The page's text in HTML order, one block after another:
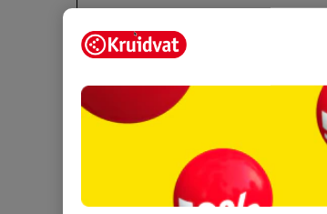
Vaste voeding volgens de Rapley-
Meer weten over het voedingsschema van
voedingsschema voor een baby van 6
handige schema’s opgesteld!
Bekijk hier
in het eerste levensjaar